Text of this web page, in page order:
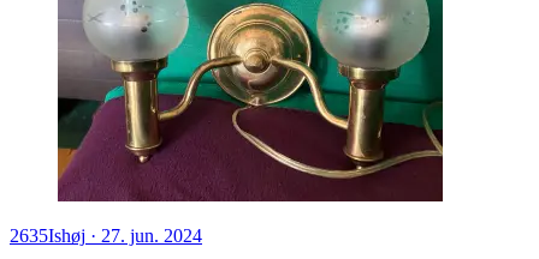
2635Ishøj · 27. jun. 2024